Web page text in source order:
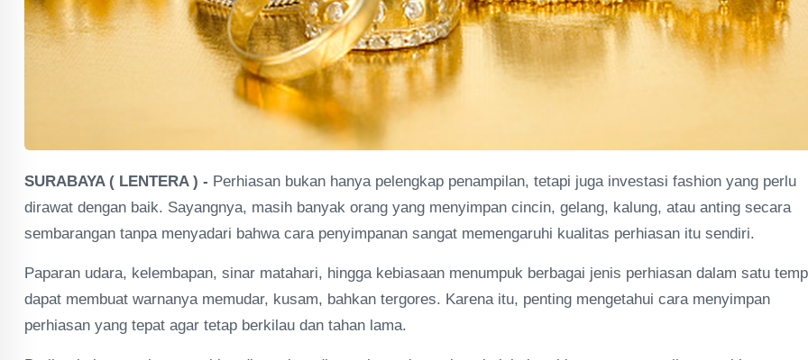
SURABAYA ( LENTERA ) - Perhiasan bukan hanya pelengkap penampilan, tetapi juga investasi fashion yang perlu
dirawat dengan baik. Sayangnya, masih banyak orang yang menyimpan cincin, gelang, kalung, atau anting secara
sembarangan tanpa menyadari bahwa cara penyimpanan sangat memengaruhi kualitas perhiasan itu sendiri.
Paparan udara, kelembapan, sinar matahari, hingga kebiasaan menumpuk berbagai jenis perhiasan dalam satu
dapat membuat warnanya memudar, kusam, bahkan tergores. Karena itu, penting mengetahui cara menyimpan
perhiasan yang tepat agar tetap berkilau dan tahan lama.